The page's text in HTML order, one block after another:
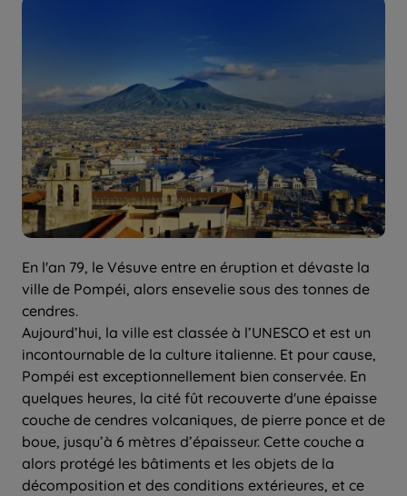
En l'an 79, le Vésuve entre en éruption et dévaste la
ville de Pompéi, alors ensevelie sous des tonnes de
cendres.
Aujourd’hui, la ville est classée à l’UNESCO et est un
incontournable de la culture italienne. Et pour cause,
Pompéi est exceptionnellement bien conservée. En
quelques heures, la cité fût recouverte d'une épaisse
couche de cendres volcaniques, de pierre ponce et de
boue, jusqu’à 6 mètres d’épaisseur. Cette couche a
alors protégé les bâtiments et les objets de la
décomposition et des conditions extérieures, et ce